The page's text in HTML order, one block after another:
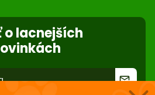
o lacnejších
forward_to_inbox